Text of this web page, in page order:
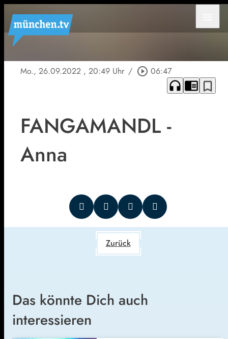
Mo., 26.09.2022 , 20:49 Uhr / play_circle_outline 06:47
headphones chrome_reader_mode bookmark_border
FANGAMANDL -
Anna
Zurück
Das könnte Dich auch
interessieren